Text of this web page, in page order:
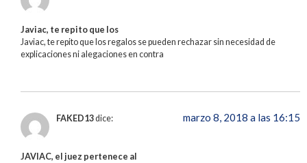
Javiac, te repito que los
Javiac, te repito que los regalos se pueden rechazar sin necesidad de
explicaciones ni alegaciones en contra
FAKED13dice: marzo 8, 2018 a las 16:15
JAVIAC, el juez pertenece al